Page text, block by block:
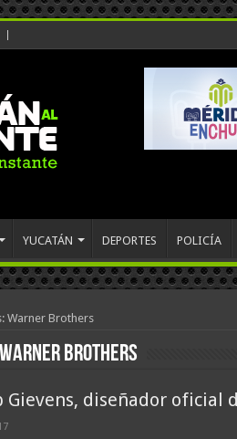
YUCATÁN DEPORTES POLICÍA
Warner Brothers
Warner Brothers
Gievens, diseñador oficial